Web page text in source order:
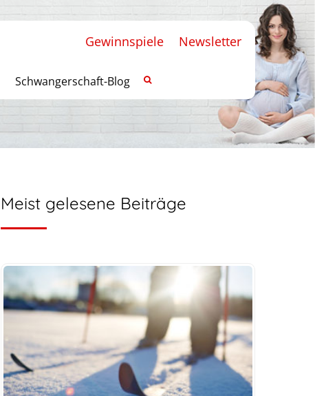
Gewinnspiele Newsletter
Schwangerschaft-Blog
Meist gelesene Beiträge